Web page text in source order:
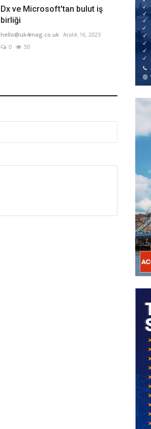
Dx ve Microsoft'tan bulut iş
birliği
hello@uk4mag.co.uk Aralık 16, 2023
0
50